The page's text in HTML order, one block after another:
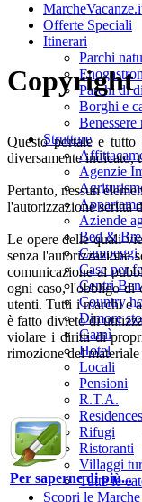
Offerte Speciali
Itinerari
Parchi
Parchi di
Borghi e
Strutture
Agenzie
Aziende
Bed &
Campeggi
Case per
Centri
Country
Dimore
Garnì
Hotel
Locali
Pensioni
R.T.A.
Residences
Rifugi
Ristoranti
Villaggi
Tutte le
Scopri le Marche
Copyright
Questo portale e
diversamente indicato,
Pertanto, nessun
l'autorizzazione scritta
Le opere delle quali
senza l'autorizzazione
comunicazione al
ogni caso, l'obbligo di
utenti. Tutti i marchi e
è fatto divieto di
violare i diritti di
rimozione del
Per saperne di più...